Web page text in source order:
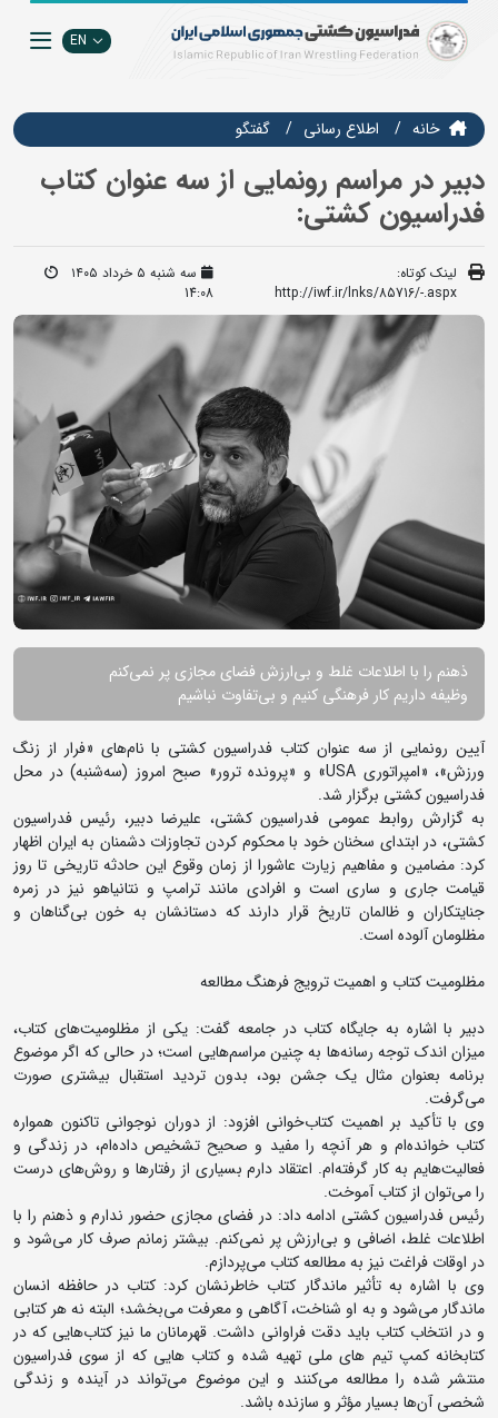
EN
خانه اطلاع رسانی گفتگو
دبیر در مراسم رونمایی از سه عنوان کتاب
فدراسیون کشتی:
لینک کوتاه:
http://iwf.ir/lnks/85716/-.aspx
سه شنبه ۵ خرداد ۱۴۰۵
14:08
ذهنم را با اطلاعات غلط و بی‌ارزش فضای مجازی پر نمی‌کنم
وظیفه داریم کار فرهنگی کنیم و بی‌تفاوت نباشیم
آیین رونمایی از سه عنوان کتاب فدراسیون کشتی با نام‌های «فرار از زنگ
ورزش»، «امپراتوری USA» و «پرونده ترور» صبح امروز (سه‌شنبه) در محل
فدراسیون کشتی برگزار شد.
به گزارش روابط عمومی فدراسیون کشتی، علیرضا دبیر، رئیس فدراسیون
کشتی، در ابتدای سخنان خود با محکوم کردن تجاوزات دشمنان به ایران اظهار
کرد: مضامین و مفاهیم زیارت عاشورا از زمان وقوع این حادثه تاریخی تا روز
قیامت جاری و ساری است و افرادی مانند ترامپ و نتانیاهو نیز در زمره
جنایتکاران و ظالمان تاریخ قرار دارند که دستانشان به خون بی‌گناهان و
مظلومان آلوده است.
مظلومیت کتاب و اهمیت ترویج فرهنگ مطالعه
دبیر با اشاره به جایگاه کتاب در جامعه گفت: یکی از مظلومیت‌های کتاب،
میزان اندک توجه رسانه‌ها به چنین مراسم‌هایی است؛ در حالی که اگر موضوع
برنامه بعنوان مثال یک جشن بود، بدون تردید استقبال بیشتری صورت
می‌گرفت.
وی با تأکید بر اهمیت کتاب‌خوانی افزود: از دوران نوجوانی تاکنون همواره
کتاب خوانده‌ام و هر آنچه را مفید و صحیح تشخیص داده‌ام، در زندگی و
فعالیت‌هایم به کار گرفته‌ام. اعتقاد دارم بسیاری از رفتارها و روش‌های درست
را می‌توان از کتاب آموخت.
رئیس فدراسیون کشتی ادامه داد: در فضای مجازی حضور ندارم و ذهنم را با
اطلاعات غلط، اضافی و بی‌ارزش پر نمی‌کنم. بیشتر زمانم صرف کار می‌شود و
در اوقات فراغت نیز به مطالعه کتاب می‌پردازم.
وی با اشاره به تأثیر ماندگار کتاب خاطرنشان کرد: کتاب در حافظه انسان
ماندگار می‌شود و به او شناخت، آگاهی و معرفت می‌بخشد؛ البته نه هر کتابی
و در انتخاب کتاب باید دقت فراوانی داشت. قهرمانان ما نیز کتاب‌هایی که در
کتابخانه کمپ تیم های ملی تهیه شده و کتاب هایی که از سوی فدراسیون
منتشر شده را مطالعه می‌کنند و این موضوع می‌تواند در آینده و زندگی
شخصی آن‌ها بسیار مؤثر و سازنده باشد.